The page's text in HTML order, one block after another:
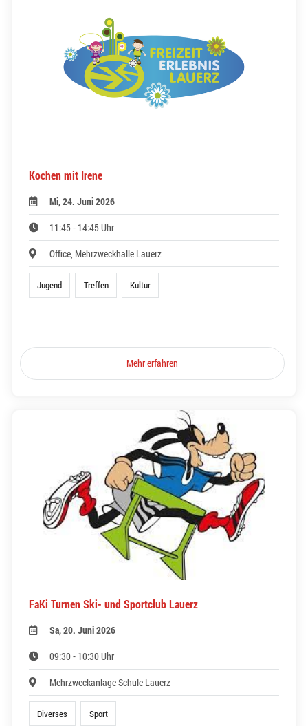
Kochen mit Irene
Mi, 24. Juni 2026
11:45 - 14:45 Uhr
Office, Mehrzweckhalle Lauerz
Jugend Treffen Kultur
Mehr erfahren
FaKi Turnen Ski- und Sportclub Lauerz
Sa, 20. Juni 2026
09:30 - 10:30 Uhr
Mehrzweckanlage Schule Lauerz
Diverses Sport